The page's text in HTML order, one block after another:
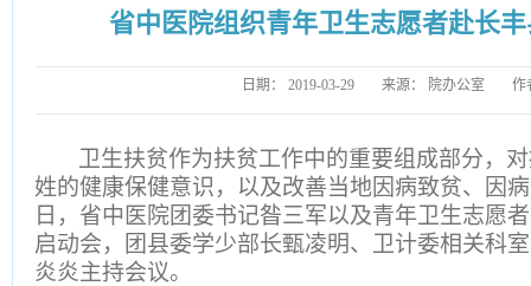
省中医院组织青年卫生志愿者赴长
日期： 2019-03-29 来源： 院办公室 作
卫生扶贫作为扶贫工作中的重要组成部分，
姓的健康保健意识，以及改善当地因病致贫、因
日，省中医院团委书记昝三军以及青年卫生志愿
启动会，团县委学少部长甄凌明、卫计委相关科
炎炎主持会议。